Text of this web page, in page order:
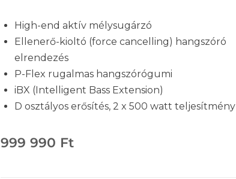
High-end aktív mélysugárzó
Ellenerő-kioltó (force cancelling) hangszóró
elrendezés
P-Flex rugalmas hangszórógumi
iBX (Intelligent Bass Extension)
D osztályos erősítés, 2 x 500 watt teljesítmény
999 990 Ft